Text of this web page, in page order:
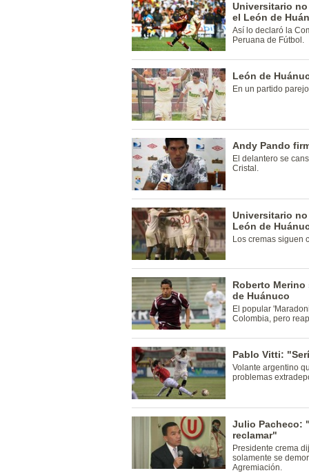
Universitario
el León de
Así lo declaró la
Peruana de Fútbol.
León de
En un partido
Andy Pando
El delantero se
Cristal.
Universitario
León de
Los cremas siguen
Roberto
de Huánuco
El popular
Colombia, pero
Pablo Vitti:
Volante argentino
problemas
Julio Pacheco:
reclamar"
Presidente crema
solamente se
Agremiación.